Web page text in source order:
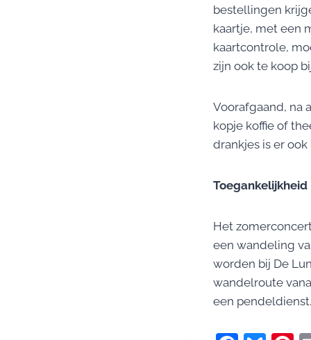
bestellingen
kaartje, met een
kaartcontrole,
zijn ook te koop
Voorafgaand, na
kopje koffie of
drankjes is er
Toegankelijkheid
Het
een wandeling
worden bij De
wandelroute
een pendeldienst.